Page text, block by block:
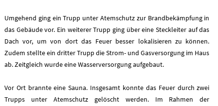
Umgehend ging ein Trupp unter Atemschutz zur Brandbekämpfung in
das Gebäude vor. Ein weiterer Trupp ging über eine Steckleiter auf das
Dach vor, um von dort das Feuer besser lokalisieren zu können.
Zudem stellte ein dritter Trupp die Strom- und Gasversorgung im Haus
ab. Zeitgleich wurde eine Wasserversorgung aufgebaut.
Vor Ort brannte eine Sauna. Insgesamt konnte das Feuer durch zwei
Trupps unter Atemschutz gelöscht werden. Im Rahmen der